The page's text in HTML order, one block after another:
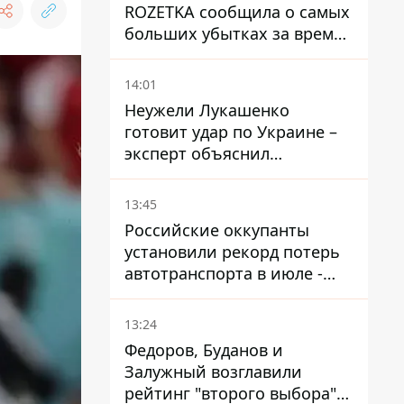
ROZETKA сообщила о самых
больших убытках за время
существования компании
14:01
Неужели Лукашенко
готовит удар по Украине –
эксперт объяснил
настоящее назначение
новой гомельской бригады
13:45
Российские оккупанты
установили рекорд потерь
автотранспорта в июле -
почти 14 тысяч единиц
13:24
Федоров, Буданов и
Залужный возглавили
рейтинг "второго выбора"